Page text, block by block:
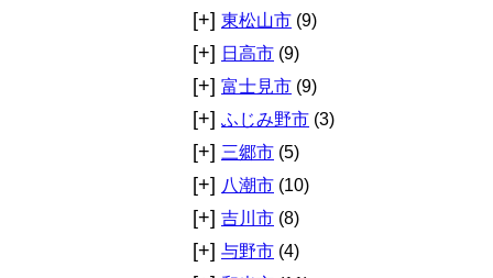
[+] 東松山市 (9)
[+] 日高市 (9)
[+] 富士見市 (9)
[+] ふじみ野市 (3)
[+] 三郷市 (5)
[+] 八潮市 (10)
[+] 吉川市 (8)
[+] 与野市 (4)